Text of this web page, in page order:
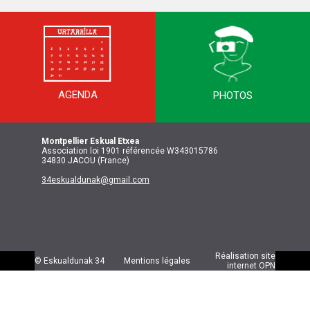
AGENDA PHOTOS
Montpellier Eskual Etxea
Association loi 1901 référencée W343015786
34830 JACOU (France)
34eskualdunak@gmail.com
© Eskualdunak 34 Mentions légales
Réalisation site
internet OPN